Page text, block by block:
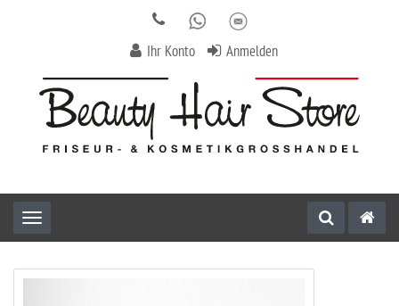
Ihr Konto Anmelden
Toggle navigation